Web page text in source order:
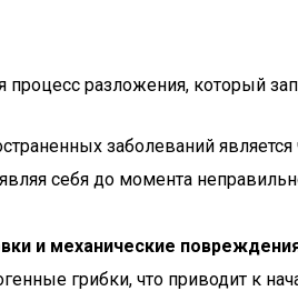
процесс разложения, который
заболеваний
себя до момента
и механические
грибки, что приводит к